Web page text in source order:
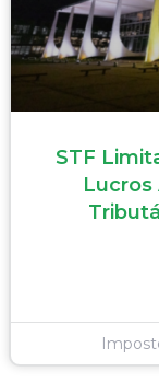
STF
Lucros